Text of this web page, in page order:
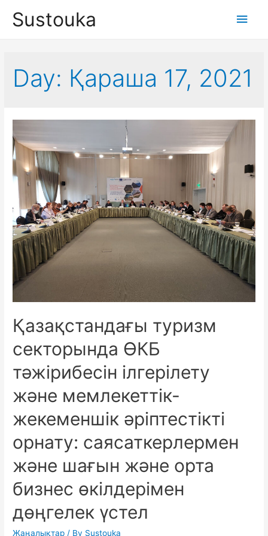
Sustouka
Main
Day: Қараша 17, 2021
Қазақстандағы туризм
секторында ӨКБ
тәжірибесін ілгерілету
және мемлекеттік-
жекеменшік әріптестікті
орнату: саясаткерлермен
және шағын және орта
бизнес өкілдерімен
дөңгелек үстел
Жаңалықтар / By Sustouka